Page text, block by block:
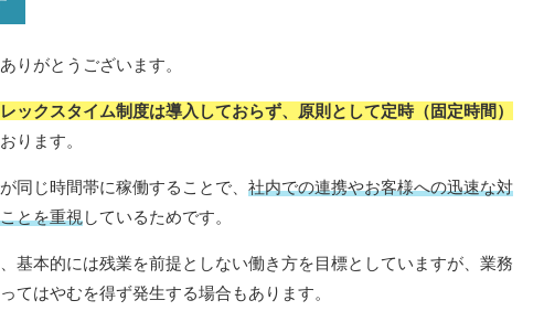
りがとうございます。
ックスタイム制度は導入しておらず、原則として定時（固定時間）
ります。
同じ時間帯に稼働することで、 社内での連携やお客様への迅速な対
とを重視しているためです。
基本的には残業を前提としない働き方を目標としていますが、業務
てはやむを得ず発生する場合もあります。